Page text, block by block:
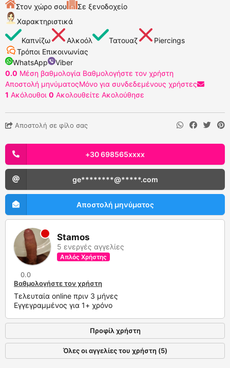
Στον χώρο σου
Σε ξενοδοχείο
Χαρακτηριστικά
Καπνίζω Αλκοόλ Τατουαζ
Piercings
Τρόποι Επικοινωνίας
WhatsApp
Viber
0.0 Μέση βαθμολογία Βαθμολογήστε τον χρήστη
Αποστολή μηνύματοςΜόνο για συνδεδεμένους χρήστες
1 Ακόλουθοι 0 Ακολουθείτε Ακολούθησε
Αποστολή σε φίλο σας
+30 698565xxxx
ge********@*****.com
Αποστολή μηνύματος
Stamos
5 ενεργές αγγελίες
Απλός Χρήστης
0.0
Βαθμολογήστε τον χρήστη
Τελευταία online πριν 3 μήνες
Εγγεγραμμένος για 1+ χρόνο
Προφίλ χρήστη
Όλες οι αγγελίες του χρήστη (5)